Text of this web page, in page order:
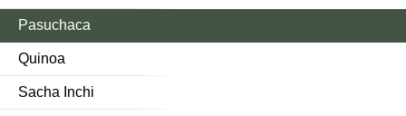
Pasuchaca
Quinoa
Sacha Inchi